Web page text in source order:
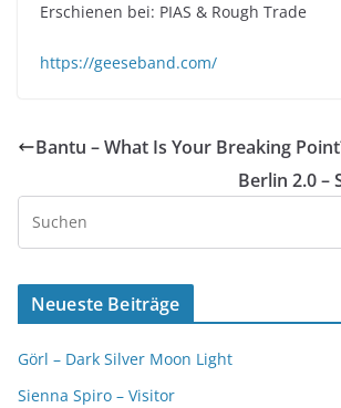
Erschienen bei: PIAS & Rough Trade
https://geeseband.com/
Bantu – What Is Your Breaking
Berlin 2.0 –
Neueste Beiträge
Görl – Dark Silver Moon Light
Sienna Spiro – Visitor